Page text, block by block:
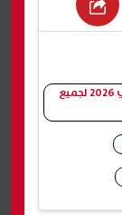
اعتماد جدول امتحانات الصف الثالث الثانوي 2026 لجميع